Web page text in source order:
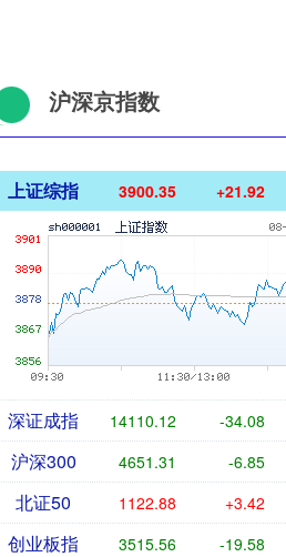
沪深京指数
上证综指 3900.35 +21.92
深证成指 14110.12 -34.08
沪深300 4651.31 -6.85
北证50 1122.88 +3.42
创业板指 3515.56 -19.58